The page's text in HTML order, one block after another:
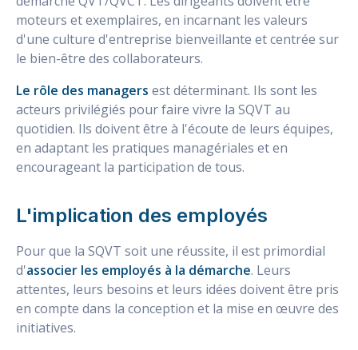
moteurs et exemplaires, en incarnant les valeurs
d'une culture d'entreprise bienveillante et centrée sur
le bien-être des collaborateurs.
Le rôle des managers est déterminant. Ils sont les
acteurs privilégiés pour faire vivre la SQVT au
quotidien. Ils doivent être à l'écoute de leurs équipes,
en adaptant les pratiques managériales et en
encourageant la participation de tous.
L'implication des employés
Pour que la SQVT soit une réussite, il est primordial
d'associer les employés à la démarche. Leurs
attentes, leurs besoins et leurs idées doivent être pris
en compte dans la conception et la mise en œuvre des
initiatives.